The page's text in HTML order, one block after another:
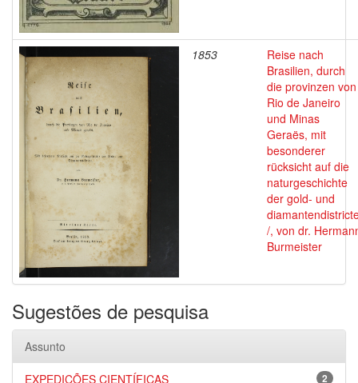
1853
Reise nach
Brasilien, durch
die provinzen von
Rio de Janeiro
und Minas
Geraës, mit
besonderer
rücksicht auf die
naturgeschichte
der gold- und
/, von dr.
Burmeister
Sugestões de pesquisa
Assunto
2
EXPEDIÇÕES CIENTÍFICAS